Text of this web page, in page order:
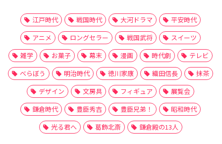
江戸時代 戦国時代 大河ドラマ
平安時代
アニメ
ロングセラー 戦国武将
スイーツ
雑学
お菓子 幕末 漫画 時代劇
テレビ
べらぼう
明治時代 徳川家康 織田信長
抹茶
デザイン
文房具 フィギュア
展覧会
鎌倉時代
豊臣秀吉 豊臣兄弟！
昭和時代
光る君へ
葛飾北斎 鎌倉殿の13人